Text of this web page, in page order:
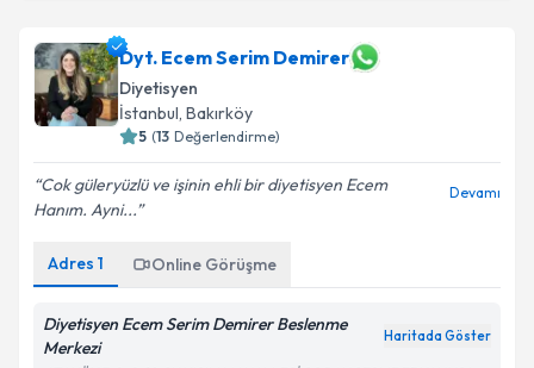
Size bu uzmandan randevu almanız için bir takvim
hazırlandığında e-posta ile bilgilendireceğiz.
E-posta Adresiniz
kapsamda işlenmesini kabul ediyorum.
Takvim Talebini Gönder
Dyt. Ecem Serim Demirer
Diyetisyen
İstanbul, Bakırköy
5 (13 Değerlendirme)
Cok güleryüzlü ve işinin ehli bir diyetisyen Ecem
Hanım. Ayni...
Devamı
Adres 1 Online Görüşme
Diyetisyen Ecem Serim Demirer Beslenme
Merkezi
Haritada Göster